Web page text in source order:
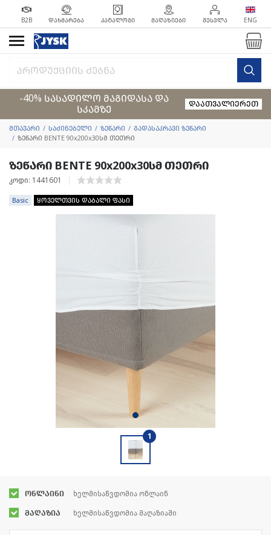
B2B ᲓᲐᲮᲛᲐᲠᲔᲑᲐ ᲙᲐᲢᲐᲚᲝᲒᲘ ᲛᲐᲦᲐᲖᲘᲔᲑᲘ ᲨᲔᲡᲕᲚᲐ ENG
-40% სასადილო მაგიდასა და
სკამზე
დაათვალიერეთ
მთავარი საძინებელი ზეწარი
გადასაკრავი ზეწარი
ზეწარი BENTE 90x200x30სმ თეთრი
ზეწარი BENTE 90x200x30სმ თეთრი
კოდი: 1441601
Basic ყოველთვის დაბალი ფასი
1
ონლაინი ხელმისაწვდომია ონლაინ
მაღაზია ხელმისაწვდომია მაღაზიაში